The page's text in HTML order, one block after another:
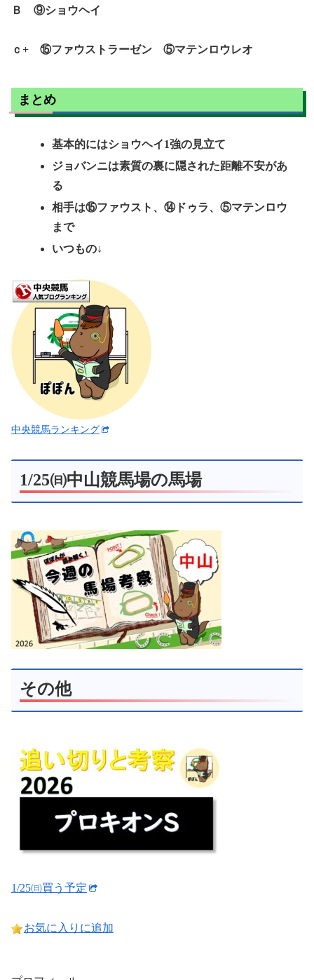
Ｂ ⑨ショウヘイ
ｃ+ ⑮ファウストラーゼン ⑤マテンロウレオ
まとめ
基本的にはショウヘイ1強の見立て
ジョバンニは素質の裏に隠された距離不安があ
る
相手は⑮ファウスト、⑭ドゥラ、⑤マテンロウ
まで
いつもの↓
中央競馬ランキング
1/25㈰中山競馬場の馬場
その他
1/25㈰買う予定
お気に入りに追加